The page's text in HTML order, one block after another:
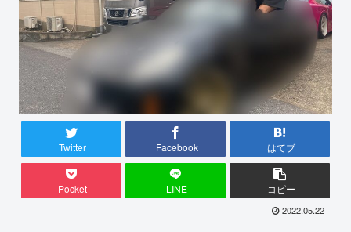
Twitter Facebook はてブ
Pocket LINE コピー
2022.05.22